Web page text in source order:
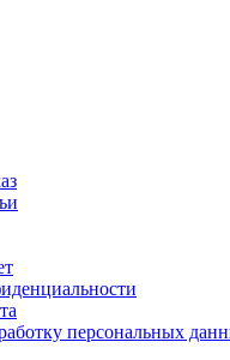
персональных